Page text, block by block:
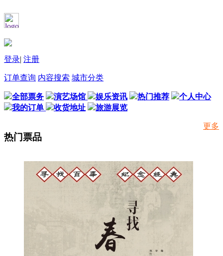
登录| 注册
订单查询 内容搜索 城市分类
全部票务 演艺场馆 娱乐资讯 热门推荐
个人中心
我的订单
收货地址 旅游展览
热门票品
更多